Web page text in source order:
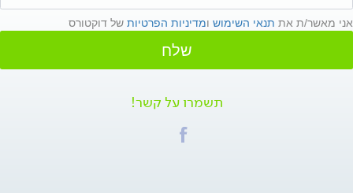
אני מאשר/ת את תנאי השימוש ומדיניות הפרטיות של דוקטורס
שלח
תשמרו על קשר!